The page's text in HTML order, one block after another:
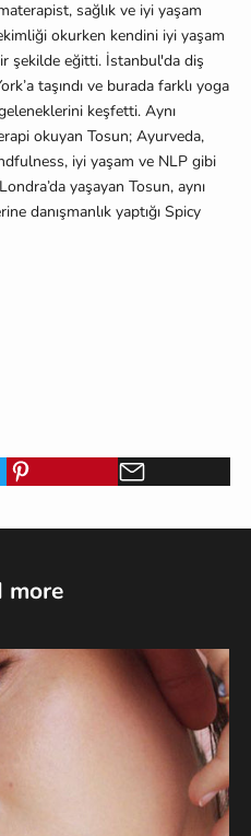
sağlık ve iyi yaşam
okurken kendini iyi yaşam
şekilde eğitti. İstanbul'da diş
taşındı ve burada farklı yoga
keşfetti. Aynı
okuyan Tosun; Ayurveda,
iyi yaşam ve NLP gibi
yaşayan Tosun, aynı
danışmanlık yaptığı Spicy
more